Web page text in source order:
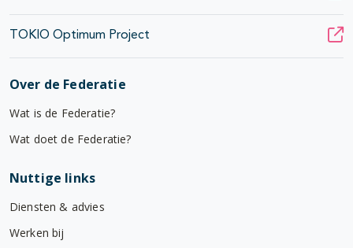
TOKIO Optimum Project
Over de Federatie
Wat is de Federatie?
Wat doet de Federatie?
Nuttige links
Diensten & advies
Werken bij